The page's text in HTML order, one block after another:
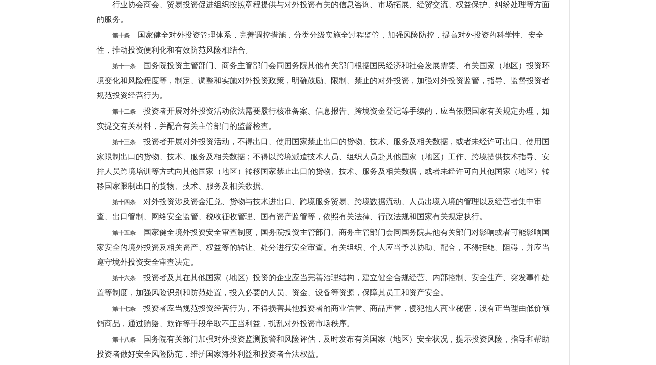
行业协会商会、贸易投资促进组织按照章程提供与对外投资有关的信息咨询、市场拓展、经贸交流、权益保护、纠纷处理等方面
的服务。
第十条
国家健全对外投资管理体系，完善调控措施，分类分级实施全过程监管，加强风险防控，提高对外投资的科学性、安全
性，推动投资便利化和有效防范风险相结合。
第十一条
国务院投资主管部门、商务主管部门会同国务院其他有关部门根据国民经济和社会发展需要、有关国家（地区）投资环
境变化和风险程度等，制定、调整和实施对外投资政策，明确鼓励、限制、禁止的对外投资，加强对外投资监管，指导、监督投资者
规范投资经营行为。
第十二条
投资者开展对外投资活动依法需要履行核准备案、信息报告、跨境资金登记等手续的，应当依照国家有关规定办理，如
实提交有关材料，并配合有关主管部门的监督检查。
第十三条
投资者开展对外投资活动，不得出口、使用国家禁止出口的货物、技术、服务及相关数据，或者未经许可出口、使用国
家限制出口的货物、技术、服务及相关数据；不得以跨境派遣技术人员、组织人员赴其他国家（地区）工作、跨境提供技术指导、安
排人员跨境培训等方式向其他国家（地区）转移国家禁止出口的货物、技术、服务及相关数据，或者未经许可向其他国家（地区）转
移国家限制出口的货物、技术、服务及相关数据。
第十四条
对外投资涉及资金汇兑、货物与技术进出口、跨境服务贸易、跨境数据流动、人员出境入境的管理以及经营者集中审
查、出口管制、网络安全监管、税收征收管理、国有资产监管等，依照有关法律、行政法规和国家有关规定执行。
第十五条
国家健全境外投资安全审查制度，国务院投资主管部门、商务主管部门会同国务院其他有关部门对影响或者可能影响国
家安全的境外投资及相关资产、权益等的转让、处分进行安全审查。有关组织、个人应当予以协助、配合，不得拒绝、阻碍，并应当
遵守境外投资安全审查决定。
第十六条
投资者及其在其他国家（地区）投资的企业应当完善治理结构，建立健全合规经营、内部控制、安全生产、突发事件处
置等制度，加强风险识别和防范处置，投入必要的人员、资金、设备等资源，保障其员工和资产安全。
第十七条
投资者应当规范投资经营行为，不得损害其他投资者的商业信誉、商品声誉，侵犯他人商业秘密，没有正当理由低价倾
销商品，通过贿赂、欺诈等手段牟取不正当利益，扰乱对外投资市场秩序。
第十八条
国务院有关部门加强对外投资监测预警和风险评估，及时发布有关国家（地区）安全状况，提示投资风险，指导和帮助
投资者做好安全风险防范，维护国家海外利益和投资者合法权益。